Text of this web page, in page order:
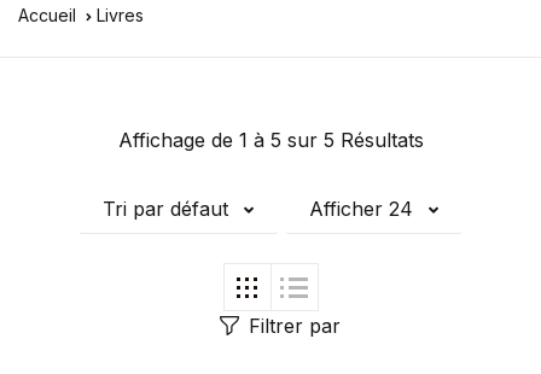
Accueil Livres
Affichage de 1 à 5 sur 5 Résultats
Tri par défaut Afficher 24
Filtrer par